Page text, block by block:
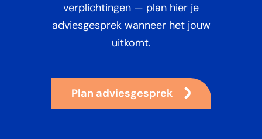
verplichtingen — plan hier je
adviesgesprek wanneer het jouw
uitkomt.
Plan adviesgesprek